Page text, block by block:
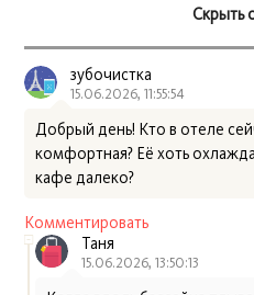
Скрыть
зубочистка
15.06.2026, 11:55:54
Добрый день! Кто в отеле
комфортная? Её хоть
кафе далеко?
Комментировать
Таня
15.06.2026, 13:50:13